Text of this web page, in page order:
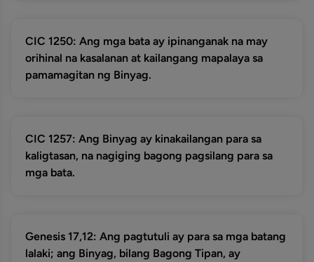
CIC 1250: Ang mga bata ay ipinanganak na may
orihinal na kasalanan at kailangang mapalaya sa
pamamagitan ng Binyag.
CIC 1257: Ang Binyag ay kinakailangan para sa
kaligtasan, na nagiging bagong pagsilang para sa
mga bata.
Genesis 17,12: Ang pagtutuli ay para sa mga batang
lalaki; ang Binyag, bilang Bagong Tipan, ay